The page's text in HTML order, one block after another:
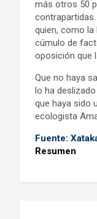
más otros 50
quien, como la
cúmulo de
oposición que
Que no haya
lo ha
que haya sido
ecologista
Fuente:
Resumen